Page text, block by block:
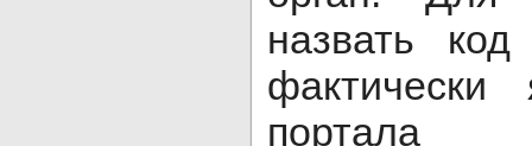
назвать
портала